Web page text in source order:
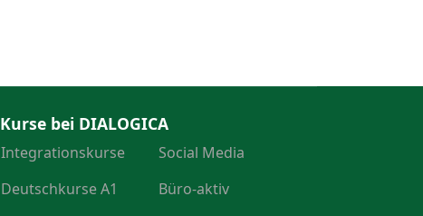
Kurse bei DIALOGICA
Integrationskurse
Deutschkurse A1
Social Media
Büro-aktiv